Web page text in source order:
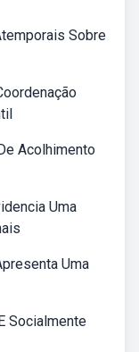
Sobre
Acolhimento
Uma
Uma
Socialmente